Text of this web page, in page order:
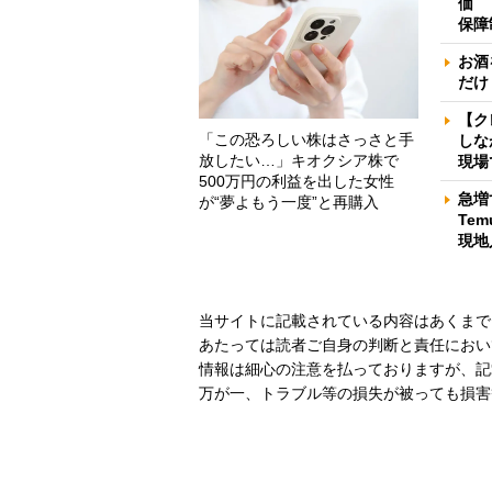
「この恐ろしい株はさっさと手
放したい…」キオクシア株で
500万円の利益を出した女性
が“夢よもう一度”と再購入
保障
お
だ
【
し
現場
急
現地
当サイトに記載されている内容はあくま
あたっては読者ご自身の判断と責任にお
情報は細心の注意を払っておりますが、
万が一、トラブル等の損失が被っても損